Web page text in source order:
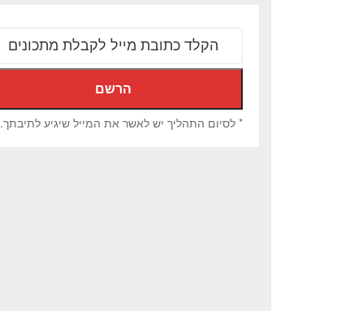
* לסיום התהליך יש לאשר את המייל שיגיע לתיבתך.